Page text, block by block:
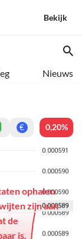
Bekijk
Nieuws
€ 0,20%
ophalen
zijn aan
de
is.